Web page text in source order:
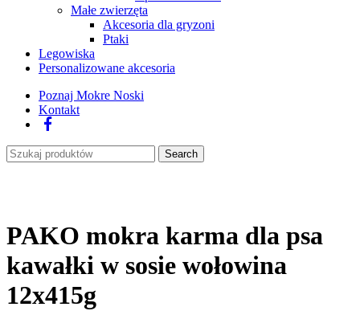
Małe zwierzęta
Akcesoria dla gryzoni
Ptaki
Legowiska
Personalizowane akcesoria
Poznaj Mokre Noski
Kontakt
Search
PAKO mokra karma dla psa
kawałki w sosie wołowina
12x415g